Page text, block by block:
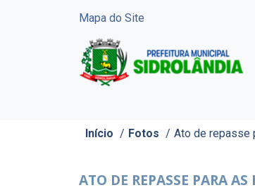
Mapa do Site
Início / Fotos / Ato de repasse
ATO DE REPASSE PARA